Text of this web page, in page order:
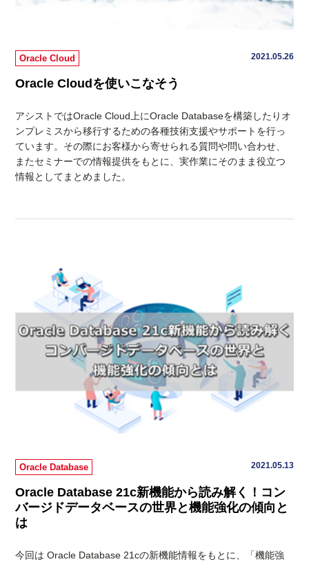
Oracle Cloud 2021.05.26
Oracle Cloudを使いこなそう
アシストではOracle Cloud上にOracle Databaseを構築したりオ
ンプレミスから移行するための各種技術支援やサポートを行っ
ています。その際にお客様から寄せられる質問や問い合わせ、
またセミナーでの情報提供をもとに、実作業にそのまま役立つ
情報としてまとめました。
Oracle Database 2021.05.13
Oracle Database 21c新機能から読み解く！コン
バージドデータベースの世界と機能強化の傾向と
は
今回は Oracle Database 21cの新機能情報をもとに、「機能強